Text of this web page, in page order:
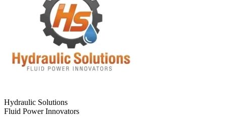
Hydraulic Solutions
Fluid Power Innovators